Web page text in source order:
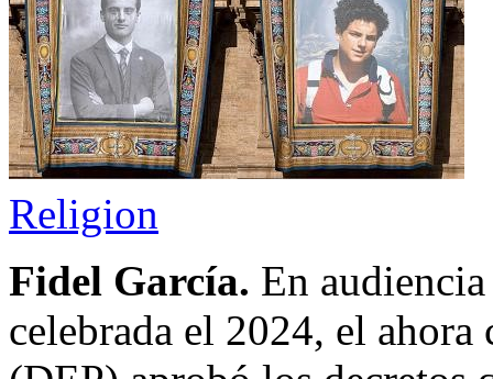
Religion
Fidel García. En
celebrada el 2024, el